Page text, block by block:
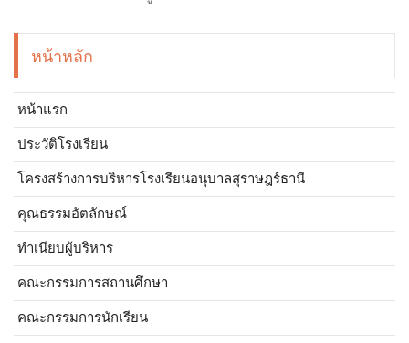
หน้าหลัก
หน้าแรก
ประวัติโรงเรียน
โครงสร้างการบริหารโรงเรียนอนุบาลสุราษฎร์ธานี
คุณธรรมอัตลักษณ์
ทำเนียบผู้บริหาร
คณะกรรมการสถานศึกษา
คณะกรรมการนักเรียน